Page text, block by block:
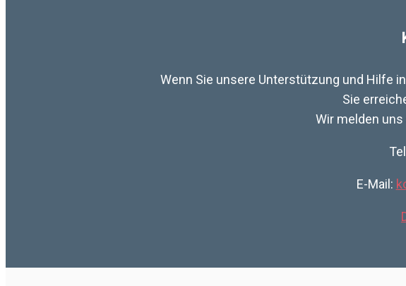
Wenn Sie unsere Unterstützung und Hilfe
Sie
Wir melden
E-Mail: